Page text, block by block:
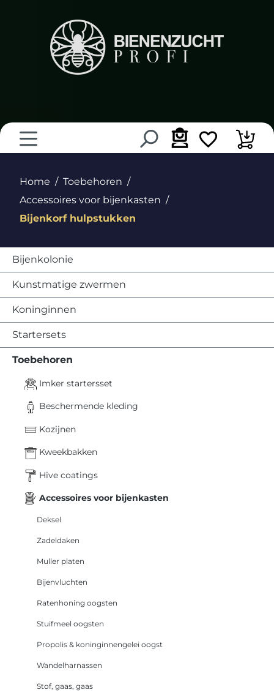
Home
Toebehoren
Accessoires voor bijenkasten
Bijenkorf hulpstukken
Bijenkolonie
Kunstmatige zwermen
Koninginnen
Startersets
Toebehoren
Imker startersset
Beschermende kleding
Kozijnen
Kweekbakken
Hive coatings
Accessoires voor bijenkasten
Deksel
Zadeldaken
Muller platen
Bijenvluchten
Ratenhoning oogsten
Stuifmeel oogsten
Propolis & koninginnengelei oogst
Wandelharnassen
Stof, gaas, gaas